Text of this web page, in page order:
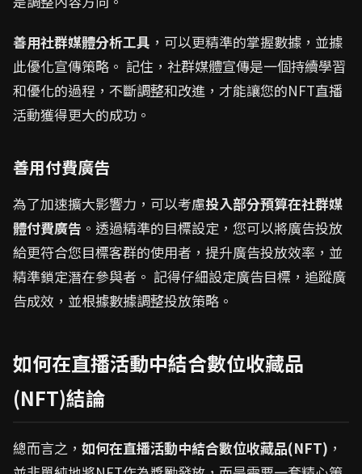
善用社群媒體分析工具 ，可以更精準的掌握數據，並據
此優化宣傳策略。 記住，社群媒體宣傳是一個持續學習
和優化的過程，不斷調整和改進，才能讓您的NFT直播
活動獲得更大的成功。
善用付費廣告
為了加速擴大影響力，可以考慮投入部分預算在社群媒
體付費廣告 。透過精準的目標設定，您可以將廣告投放
給更符合您目標客群的使用者，提升廣告投放效率，並
精準鎖定潛在參與者。 記得仔細設定廣告目標，追蹤廣
告成效，並根據數據調整投放策略。
如何在直播活動中結合數位收藏品
(NFT)結論
總而言之， 如何在直播活動中結合數位收藏品(NFT) ，